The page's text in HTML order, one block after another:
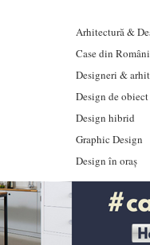
Arhitectură &
Case din
Designeri &
Design de obiect
Design hibrid
Graphic Design
Design în oraș